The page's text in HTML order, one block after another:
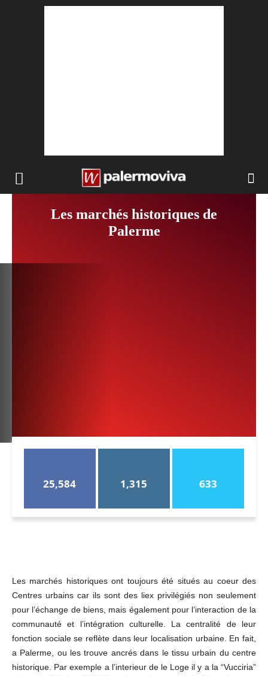
Les marchés historiques de
Palerme
25,584 1,315 633
Les marchés historiques ont toujours été situés au coeur des
Centres urbains car ils sont des liex privilégiés non seulement
pour l’échange de biens, mais également pour l’interaction de la
communauté et l’intégration culturelle. La centralité de leur
fonction sociale se reflète dans leur localisation urbaine. En fait,
a Palerme, ou les trouve ancrés dans le tissu urbain du centre
historique. Par exemple a l’interieur de le Loge il y a la “Vucciria”